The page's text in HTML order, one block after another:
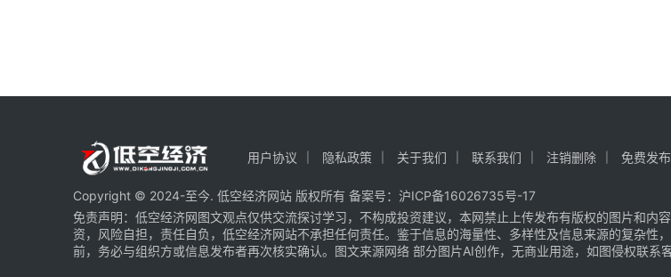
用户协议 隐私政策 关于我们 联系我们 注销删除 免费发
Copyright © 2024-至今. 低空经济网站 版权所有 备案号： 沪ICP备16026735号-17
免责声明：低空经济网图文观点仅供交流探讨学习，不构成投资建议，本网禁止上传发布有版权的图片和
资，风险自担，责任自负，低空经济网站不承担任何责任。鉴于信息的海量性、多样性及信息来源的复杂
前，务必与组织方或信息发布者再次核实确认。图文来源网络 部分图片AI创作，无商业用途，如图侵权联系